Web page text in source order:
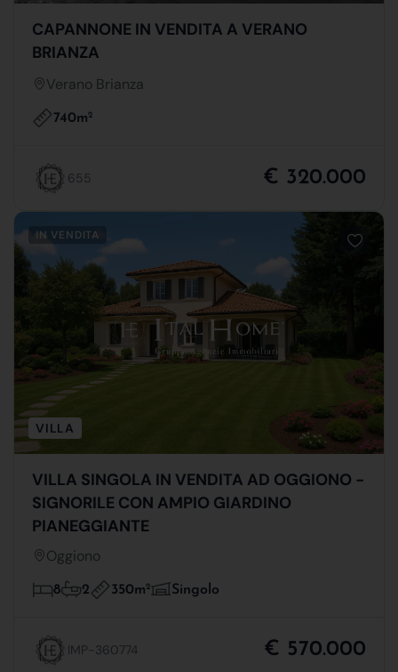
CAPANNONE IN VENDITA A VERANO
BRIANZA
Verano Brianza
740m2
655 € 320.000
IN VENDITA
VILLA
VILLA SINGOLA IN VENDITA AD OGGIONO -
SIGNORILE CON AMPIO GIARDINO
PIANEGGIANTE
Oggiono
8 2 350m2 Singolo
IMP-360774 € 570.000